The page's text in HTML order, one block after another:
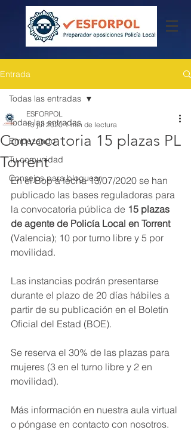
Entrada
Todas las entradas
Empezando
Tu comunidad
Consejos para bloguear
Todas las entradas
Convocatoria 15 plazas PL
Torrent
ESFORPOL
13 jul 2020 1 min de lectura
En el Bop a fecha 13/07/2020 se han
publicado las bases reguladoras para
la convocatoria pública de 15 plazas
de agente de Policía Local en Torrent
(Valencia); 10 por turno libre y 5 por
movilidad.
Las instancias podrán presentarse
durante el plazo de 20 días hábiles a
partir de su publicación en el Boletín
Oficial del Estad (BOE).
Se reserva el 30% de las plazas para
mujeres (3 en el turno libre y 2 en
movilidad).
Más información en nuestra aula virtual
o póngase en contacto con nosotros.